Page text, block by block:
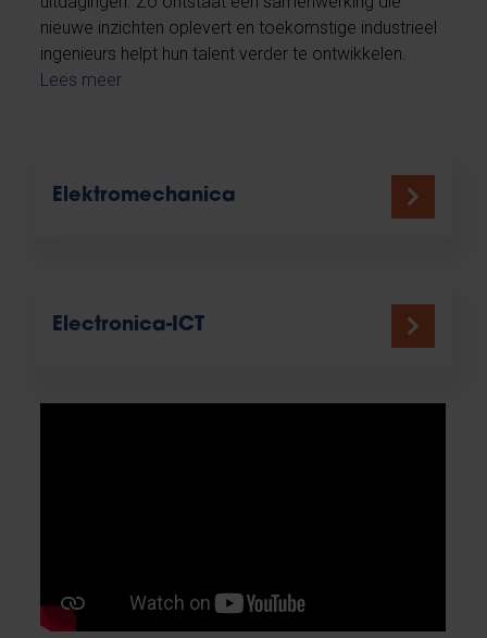
nieuwe inzichten oplevert en toekomstige industrieel
ingenieurs helpt hun talent verder te ontwikkelen.
Lees meer
Elektromechanica
Electronica-ICT